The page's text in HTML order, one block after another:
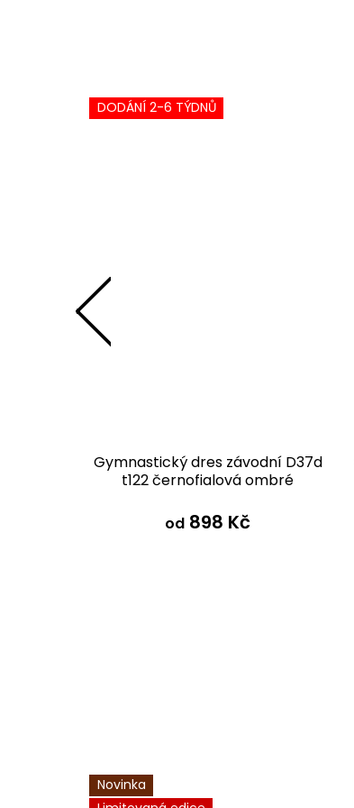
DODÁNÍ 2-6 TÝDNŮ
Gymnastický dres závodní D37d
t122 černofialová ombré
od 898 Kč
Novinka